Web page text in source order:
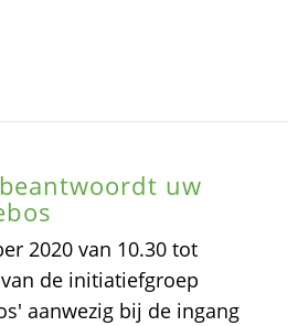
uw
2020 van 10.30 tot
de initiatiefgroep
aanwezig bij de ingang